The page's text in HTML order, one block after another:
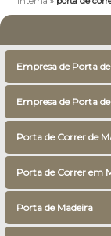
Empresa de Porta
Empresa de Porta
Porta de Correr de
Porta de Correr em
Porta de Madeira